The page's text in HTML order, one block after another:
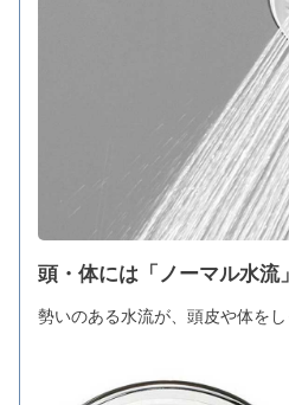
頭・体には「ノーマル水流」
勢いのある水流が、頭皮や体をし